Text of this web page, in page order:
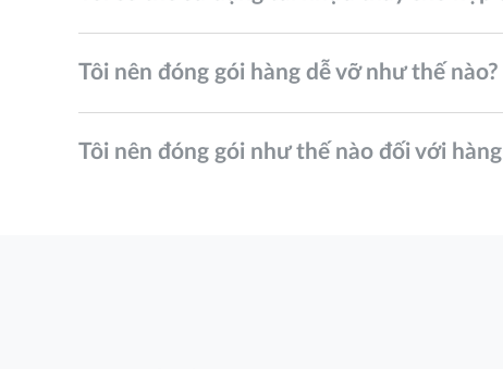
Tôi nên đóng gói hàng dễ vỡ như thế nào?
Tôi nên đóng gói như thế nào đối với